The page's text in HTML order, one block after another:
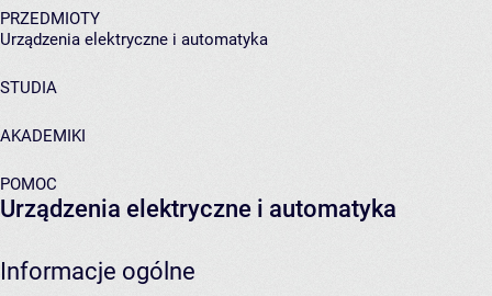
PRZEDMIOTY
Urządzenia elektryczne i automatyka
STUDIA
AKADEMIKI
POMOC
Urządzenia elektryczne i automatyka
Informacje ogólne